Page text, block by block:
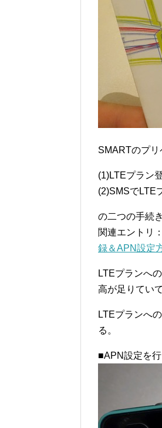
SMARTのプリ
(1)LTEプラン
(2)SMSでLTE
の二つの手続
関連エントリ：
録＆APN設定
LTEプランへ
高が足りてい
LTEプランへ
る。
■APN設定を